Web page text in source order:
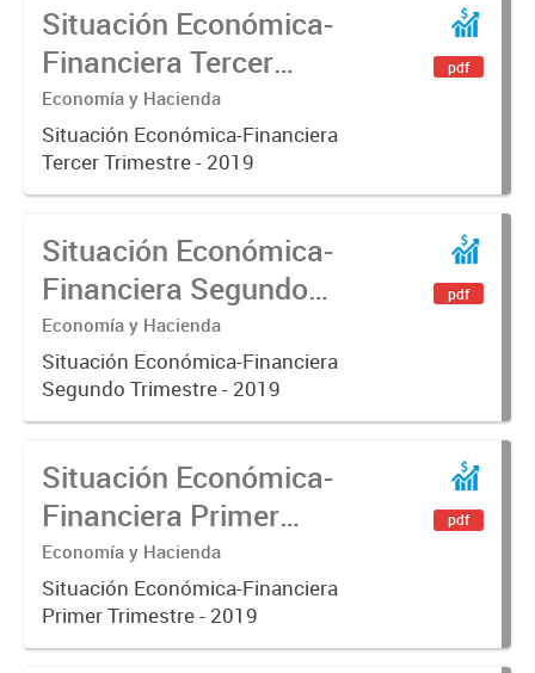
Situación Económica-
Financiera Tercer
Trimestre - 2019
Economía y Hacienda
Situación Económica-Financiera
Tercer Trimestre - 2019
pdf
Situación Económica-
Financiera Segundo
Trimestre - 2019
Economía y Hacienda
Situación Económica-Financiera
Segundo Trimestre - 2019
pdf
Situación Económica-
Financiera Primer
Trimestre - 2019
Economía y Hacienda
Situación Económica-Financiera
Primer Trimestre - 2019
pdf